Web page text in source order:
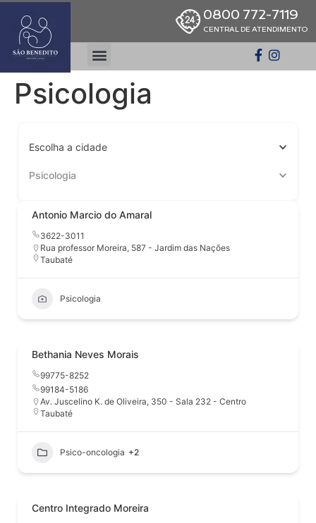
0800 772-7119
CENTRAL DE ATENDIMENTO
Psicologia
Escolha a cidade
Psicologia
Antonio Marcio do Amaral
3622-3011
Rua professor Moreira, 587 - Jardim das Nações
Taubaté
Psicologia
Bethania Neves Morais
99775-8252
99184-5186
Av. Juscelino K. de Oliveira, 350 - Sala 232 - Centro
Taubaté
Psico-oncologia +2
Centro Integrado Moreira